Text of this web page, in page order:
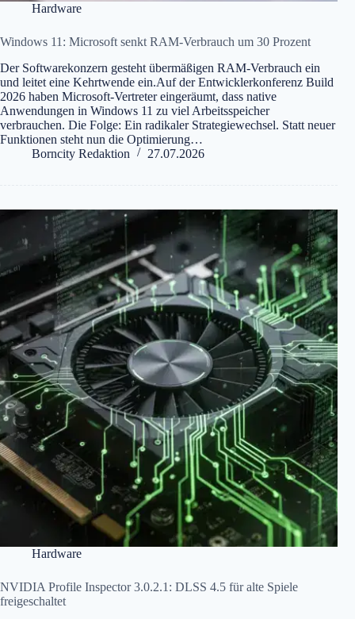
Hardware
Windows 11: Microsoft senkt RAM-Verbrauch um 30 Prozent
Der Softwarekonzern gesteht übermäßigen RAM-Verbrauch ein
und leitet eine Kehrtwende ein.Auf der Entwicklerkonferenz Build
2026 haben Microsoft-Vertreter eingeräumt, dass native
Anwendungen in Windows 11 zu viel Arbeitsspeicher
verbrauchen. Die Folge: Ein radikaler Strategiewechsel. Statt neuer
Funktionen steht nun die Optimierung…
Borncity Redaktion
27.07.2026
Hardware
NVIDIA Profile Inspector 3.0.2.1: DLSS 4.5 für alte Spiele
freigeschaltet